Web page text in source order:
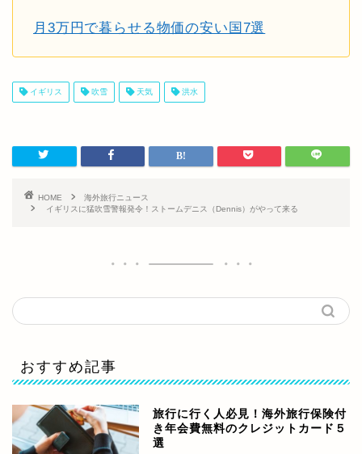
月3万円で暮らせる物価の安い国7選
イギリス 吹雪 天気 洪水
HOME
海外旅行ニュース
イギリスに猛吹雪警報発令！ストームデニス（Dennis）がやって来る
おすすめ記事
旅行に行く人必見！海外旅行保険付
き年会費無料のクレジットカード５
選